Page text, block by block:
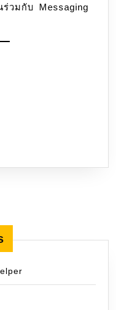
ร่วมกับ Messaging